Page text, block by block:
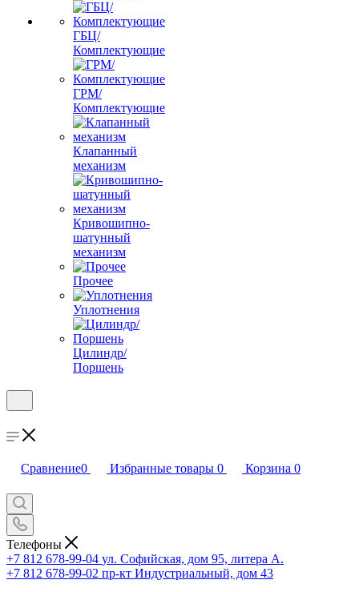
ГБЦ/
Комплектующие
ГРМ/
Комплектующие
Клапанный
механизм
Кривошипно-
шатунный
механизм
Прочее
Уплотнения
Цилиндр/
Поршень
Сравнение0 Избранные товары 0 Корзина 0
Телефоны
+7 812 678-99-04 ул. Софийская, дом 95, литера А.
+7 812 678-99-02 пр-кт Индустриальный, дом 43